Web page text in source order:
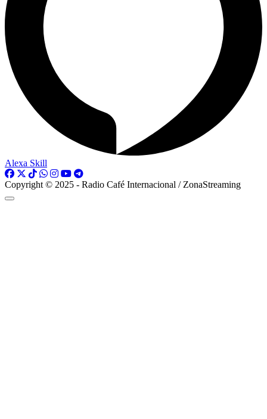
Alexa Skill
Copyright © 2025 - Radio Café Internacional / ZonaStreaming